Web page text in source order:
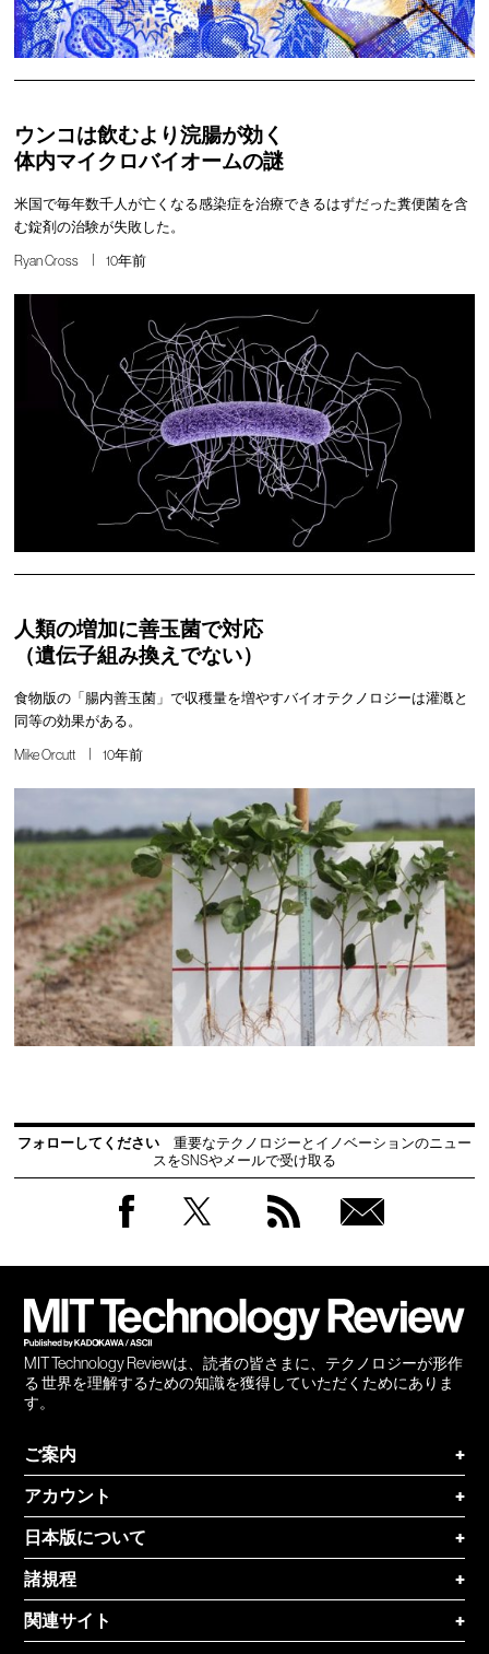
ウンコは飲むより浣腸が効く
体内マイクロバイオームの謎
米国で毎年数千人が亡くなる感染症を治療できるはずだった糞便菌を含
む錠剤の治験が失敗した。
Ryan Cross 10年前
人類の増加に善玉菌で対応
（遺伝子組み換えでない）
食物版の「腸内善玉菌」で収穫量を増やすバイオテクノロジーは灌漑と
同等の効果がある。
Mike Orcutt 10年前
フォローしてください
重要なテクノロジーとイノベーションのニュー
スをSNSやメールで受け取る
MIT Technology Reviewは、読者の皆さまに、テクノロジーが形作
る 世界を理解するための知識を獲得していただくためにありま
す。
ご案内
+
アカウント
+
日本版について
+
諸規程
+
関連サイト
+